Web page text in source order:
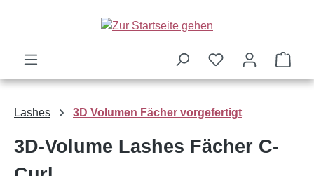
Zum Hauptinhalt springen
Lashes 3D Volumen Fächer vorgefertigt
3D-Volume Lashes Fächer C-